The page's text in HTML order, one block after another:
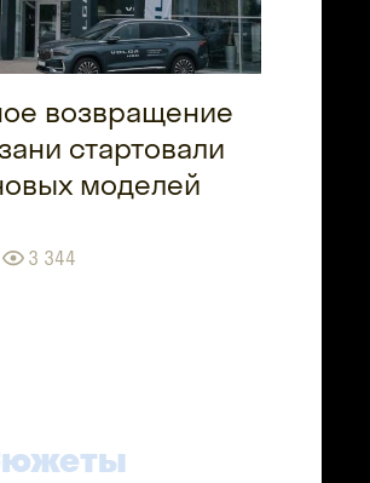
возвращение
стартовали
моделей
3 344